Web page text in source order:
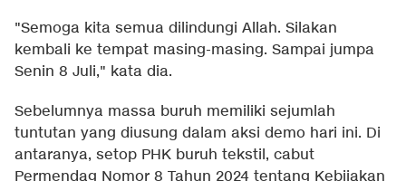
"Semoga kita semua dilindungi Allah. Silakan
kembali ke tempat masing-masing. Sampai jumpa
Senin 8 Juli," kata dia.
Sebelumnya massa buruh memiliki sejumlah
tuntutan yang diusung dalam aksi demo hari ini. Di
antaranya, setop PHK buruh tekstil, cabut